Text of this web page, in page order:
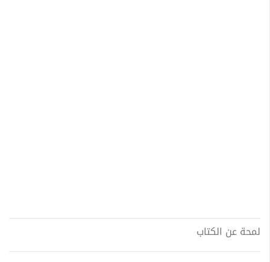
لمحة عن الكتاب